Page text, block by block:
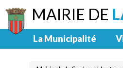
MAIRIE DE
La Municipalité